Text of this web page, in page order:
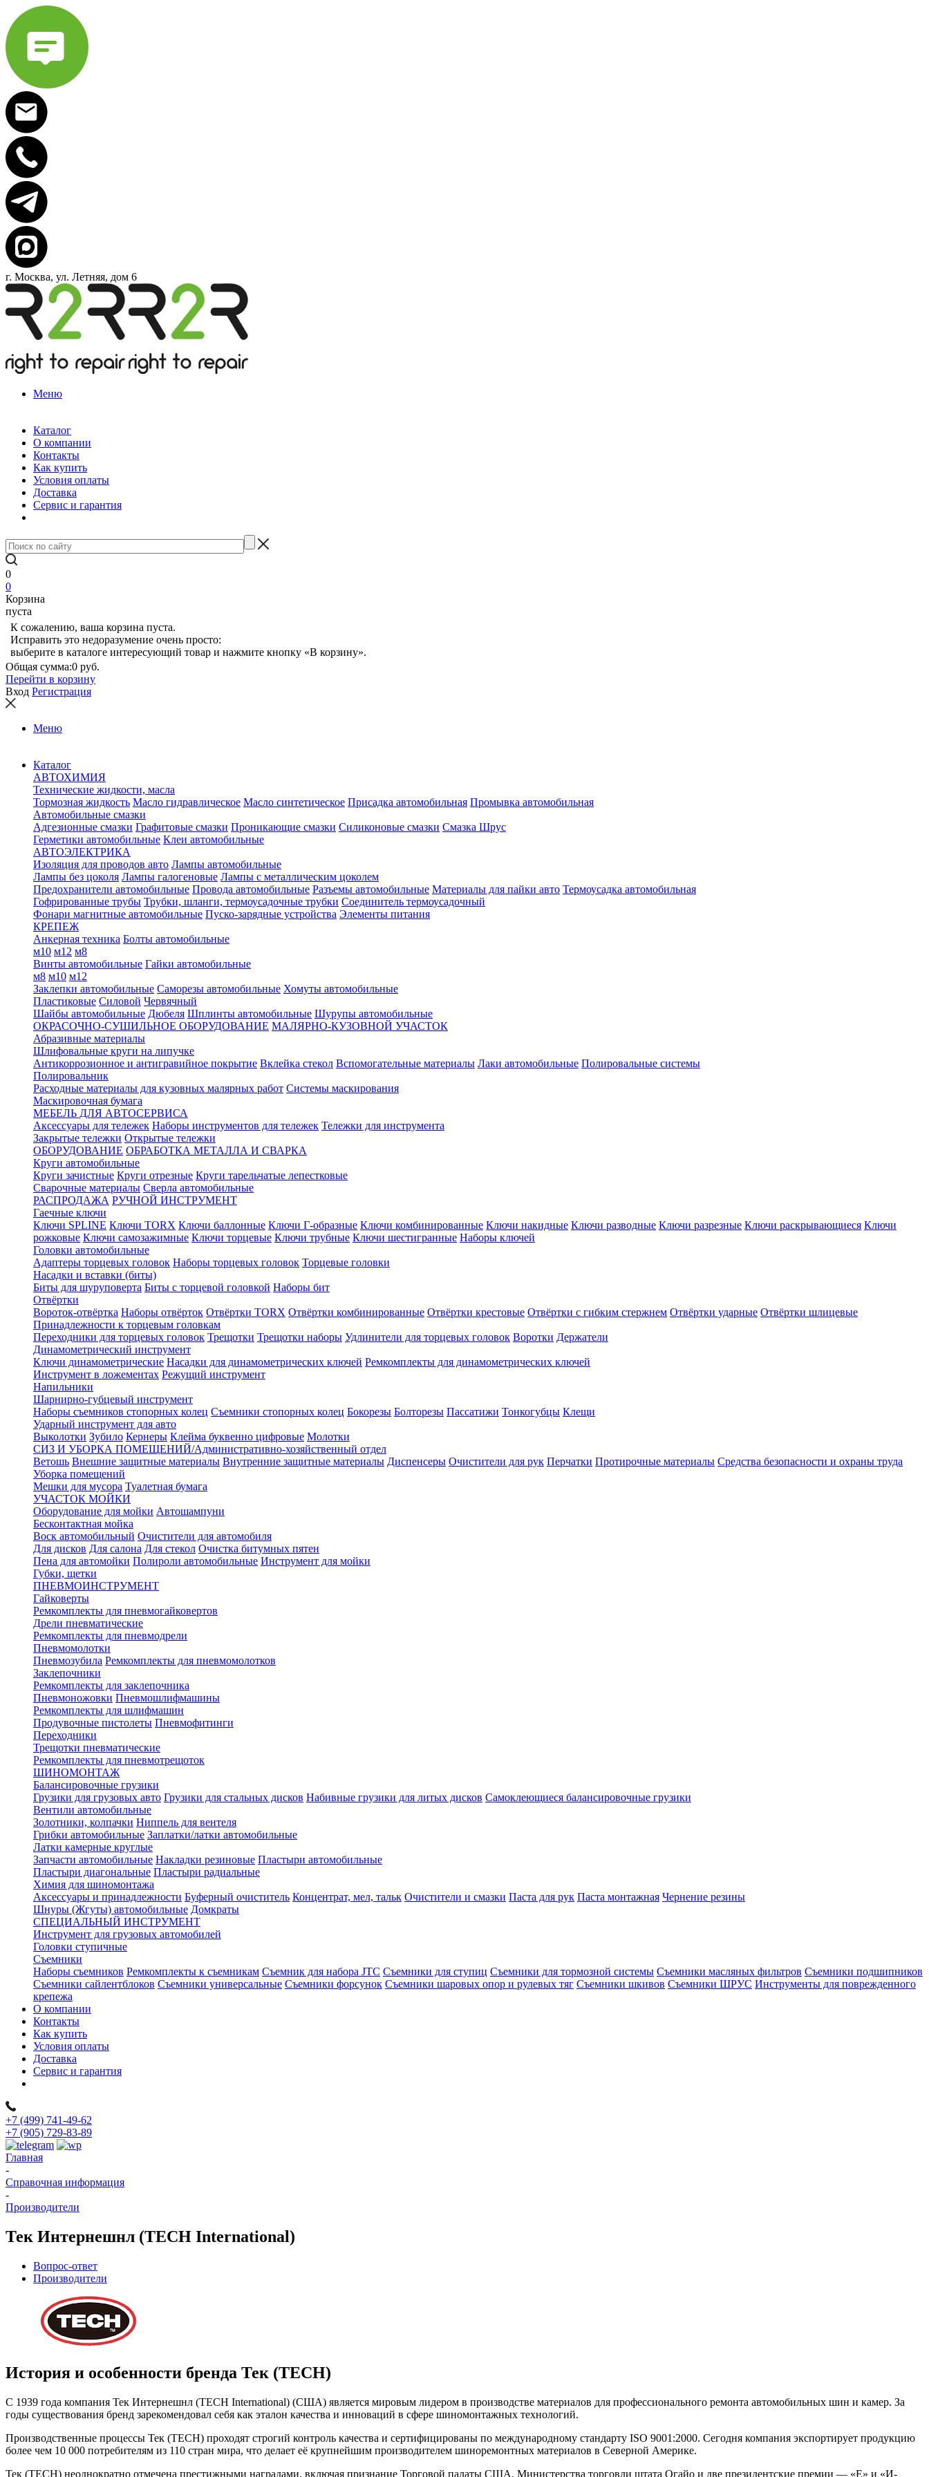
г. Москва, ул. Летняя, дом 6
Меню
Каталог
О компании
Контакты
Как купить
Условия оплаты
Доставка
Сервис и гарантия
0
0
Корзина
пуста
К сожалению, ваша корзина пуста.
Исправить это недоразумение очень просто:
выберите в каталоге интересующий товар и нажмите кнопку «В корзину».
Общая сумма:0 руб.
Перейти в корзину
Вход Регистрация
Меню
Каталог
АВТОХИМИЯ
Технические жидкости, масла
Тормозная жидкость Масло гидравлическое Масло синтетическое Присадка автомобильная Промывка автомобильная
Автомобильные смазки
Адгезионные смазки Графитовые смазки Проникающие смазки Силиконовые смазки Смазка Шрус
Герметики автомобильные Клеи автомобильные
АВТОЭЛЕКТРИКА
Изоляция для проводов авто Лампы автомобильные
Лампы без цоколя Лампы галогеновые Лампы с металлическим цоколем
Предохранители автомобильные Провода автомобильные Разъемы автомобильные Материалы для пайки авто Термоусадка автомобильная
Гофрированные трубы Трубки, шланги, термоусадочные трубки Соединитель термоусадочный
Фонари магнитные автомобильные Пуско-зарядные устройства Элементы питания
КРЕПЕЖ
Анкерная техника Болты автомобильные
м10 м12 м8
Винты автомобильные Гайки автомобильные
м8 м10 м12
Заклепки автомобильные Саморезы автомобильные Хомуты автомобильные
Пластиковые Силовой Червячный
Шайбы автомобильные Дюбеля Шплинты автомобильные Шурупы автомобильные
ОКРАСОЧНО-СУШИЛЬНОЕ ОБОРУДОВАНИЕ МАЛЯРНО-КУЗОВНОЙ УЧАСТОК
Абразивные материалы
Шлифовальные круги на липучке
Антикоррозионное и антигравийное покрытие Вклейка стекол Вспомогательные материалы Лаки автомобильные Полировальные системы
Полировальник
Расходные материалы для кузовных малярных работ Системы маскирования
Маскировочная бумага
МЕБЕЛЬ ДЛЯ АВТОСЕРВИСА
Аксессуары для тележек Наборы инструментов для тележек Тележки для инструмента
Закрытые тележки Открытые тележки
ОБОРУДОВАНИЕ ОБРАБОТКА МЕТАЛЛА И СВАРКА
Круги автомобильные
Круги зачистные Круги отрезные Круги тарельчатые лепестковые
Сварочные материалы Сверла автомобильные
РАСПРОДАЖА РУЧНОЙ ИНСТРУМЕНТ
Гаечные ключи
Ключи SPLINE Ключи TORX Ключи баллонные Ключи Г-образные Ключи комбинированные Ключи накидные Ключи разводные Ключи разрезные Ключи раскрывающиеся Ключи
рожковые Ключи самозажимные Ключи торцевые Ключи трубные Ключи шестигранные Наборы ключей
Головки автомобильные
Адаптеры торцевых головок Наборы торцевых головок Торцевые головки
Насадки и вставки (биты)
Биты для шуруповерта Биты с торцевой головкой Наборы бит
Отвёртки
Вороток-отвёртка Наборы отвёрток Отвёртки TORX Отвёртки комбинированные Отвёртки крестовые Отвёртки с гибким стержнем Отвёртки ударные Отвёртки шлицевые
Принадлежности к торцевым головкам
Переходники для торцевых головок Трещотки Трещотки наборы Удлинители для торцевых головок Воротки Держатели
Динамометрический инструмент
Ключи динамометрические Насадки для динамометрических ключей Ремкомплекты для динамометрических ключей
Инструмент в ложементах Режущий инструмент
Напильники
Шарнирно-губцевый инструмент
Наборы съемников стопорных колец Съемники стопорных колец Бокорезы Болторезы Пассатижи Тонкогубцы Клещи
Ударный инструмент для авто
Выколотки Зубило Кернеры Клейма буквенно цифровые Молотки
СИЗ И УБОРКА ПОМЕЩЕНИЙ/Административно-хозяйственный отдел
Ветошь Внешние защитные материалы Внутренние защитные материалы Диспенсеры Очистители для рук Перчатки Протирочные материалы Средства безопасности и охраны труда
Уборка помещений
Мешки для мусора Туалетная бумага
УЧАСТОК МОЙКИ
Оборудование для мойки Автошампуни
Бесконтактная мойка
Воск автомобильный Очистители для автомобиля
Для дисков Для салона Для стекол Очистка битумных пятен
Пена для автомойки Полироли автомобильные Инструмент для мойки
Губки, щетки
ПНЕВМОИНСТРУМЕНТ
Гайковерты
Ремкомплекты для пневмогайковертов
Дрели пневматические
Ремкомплекты для пневмодрели
Пневмомолотки
Пневмозубила Ремкомплекты для пневмомолотков
Заклепочники
Ремкомплекты для заклепочника
Пневмоножовки Пневмошлифмашины
Ремкомплекты для шлифмашин
Продувочные пистолеты Пневмофитинги
Переходники
Трещотки пневматические
Ремкомплекты для пневмотрещоток
ШИНОМОНТАЖ
Балансировочные грузики
Грузики для грузовых авто Грузики для стальных дисков Набивные грузики для литых дисков Самоклеющиеся балансировочные грузики
Вентили автомобильные
Золотники, колпачки Ниппель для вентеля
Грибки автомобильные Заплатки/латки автомобильные
Латки камерные круглые
Запчасти автомобильные Накладки резиновые Пластыри автомобильные
Пластыри диагональные Пластыри радиальные
Химия для шиномонтажа
Аксессуары и принадлежности Буферный очиститель Концентрат, мел, тальк Очистители и смазки Паста для рук Паста монтажная Чернение резины
Шнуры (Жгуты) автомобильные Домкраты
СПЕЦИАЛЬНЫЙ ИНСТРУМЕНТ
Инструмент для грузовых автомобилей
Головки ступичные
Съемники
Наборы съемников Ремкомплекты к съемникам Съемник для набора JTC Съемники для ступиц Съемники для тормозной системы Съемники масляных фильтров Съемники подшипников
Съемники сайлентблоков Съемники универсальные Съемники форсунок Съемники шаровых опор и рулевых тяг Съемники шкивов Съемники ШРУС Инструменты для поврежденного
крепежа
О компании
Контакты
Как купить
Условия оплаты
Доставка
Сервис и гарантия
+7 (499) 741-49-62
+7 (905) 729-83-89
Главная
-
Справочная информация
-
Производители
Тек Интернешнл (TECH International)
Вопрос-ответ
Производители
История и особенности бренда Тек (TECH)
С 1939 года компания Тек Интернешнл (TECH International) (США) является мировым лидером в производстве материалов для профессионального ремонта автомобильных шин и камер. За
годы существования бренд зарекомендовал себя как эталон качества и инноваций в сфере шиномонтажных технологий.
Производственные процессы Тек (TECH) проходят строгий контроль качества и сертифицированы по международному стандарту ISO 9001:2000. Сегодня компания экспортирует продукцию
более чем 10 000 потребителям из 110 стран мира, что делает её крупнейшим производителем шиноремонтных материалов в Северной Америке.
Тек (TECH) неоднократно отмечена престижными наградами, включая признание Торговой палаты США, Министерства торговли штата Огайо и две президентские премии — «Е» и «И-